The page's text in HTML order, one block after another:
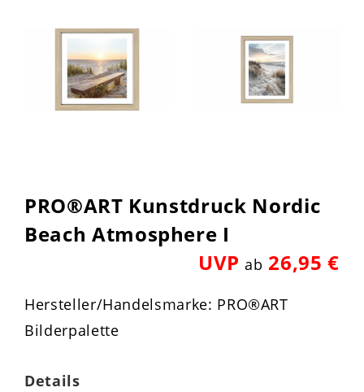
PRO®ART Kunstdruck Nordic
Beach Atmosphere I
UVPab 26,95 €
Hersteller/Handelsmarke: PRO®ART
Bilderpalette
Details